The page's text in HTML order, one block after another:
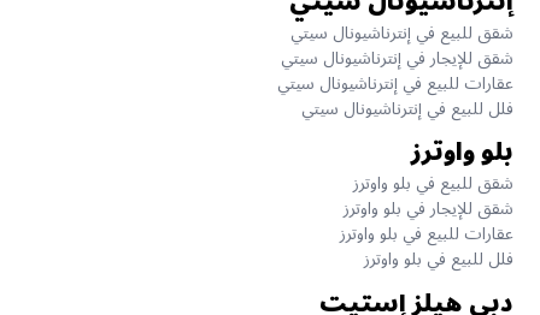
شقق للبيع في إنترناشيونال سيتي
شقق للإيجار في إنترناشيونال سيتي
عقارات للبيع في إنترناشيونال سيتي
فلل للبيع في إنترناشيونال سيتي
بلو واوترز
شقق للبيع في بلو واوترز
شقق للإيجار في بلو واوترز
عقارات للبيع في بلو واوترز
فلل للبيع في بلو واوترز
دبي هيلز إستيت